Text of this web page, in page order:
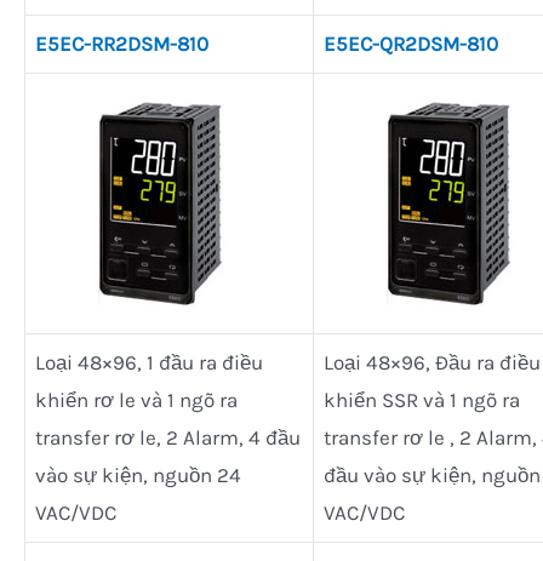
E5EC-RR2DSM-810 E5EC-QR2DSM-810
Loại 48×96, 1 đầu ra điều
khiển rơ le và 1 ngõ ra
transfer rơ le, 2 Alarm, 4 đầu
vào sự kiện, nguồn 24
VAC/VDC
Loại 48×96, Đầu ra điều
khiển SSR và 1 ngõ ra
transfer rơ le , 2 Alarm,
đầu vào sự kiện,
VAC/VDC